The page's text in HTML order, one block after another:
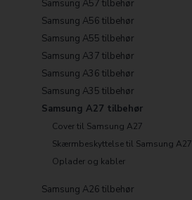
Samsung A57 tilbehør
Samsung A56 tilbehør
Samsung A55 tilbehør
Samsung A37 tilbehør
Samsung A36 tilbehør
Samsung A35 tilbehør
Samsung A27 tilbehør
Cover til Samsung A27
Skærmbeskyttelse til Samsung A27
Oplader og kabler
Samsung A26 tilbehør